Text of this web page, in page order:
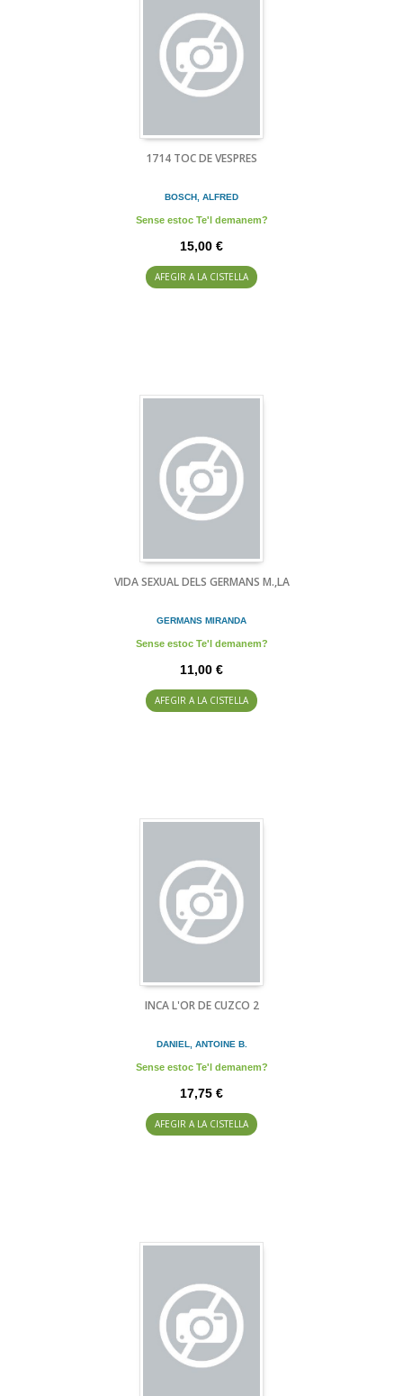
1714 TOC DE VESPRES
BOSCH, ALFRED
Sense estoc Te'l demanem?
15,00 €
AFEGIR A LA CISTELLA
VIDA SEXUAL DELS GERMANS M.,LA
GERMANS MIRANDA
Sense estoc Te'l demanem?
11,00 €
AFEGIR A LA CISTELLA
INCA L'OR DE CUZCO 2
DANIEL, ANTOINE B.
Sense estoc Te'l demanem?
17,75 €
AFEGIR A LA CISTELLA